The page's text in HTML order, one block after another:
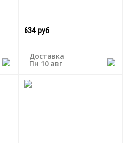
634 руб
Доставка
Пн 10 авг